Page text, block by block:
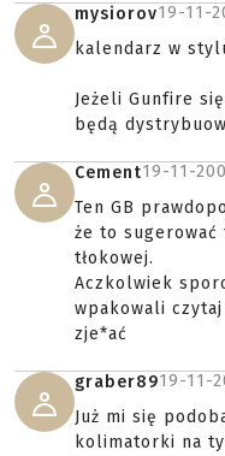
mysiorov19-11-
kalendarz w
Jeżeli Gunfire
będą
Cement19-11-
Ten GB
że to
tłokowej.
Aczkolwiek
wpakowali
zje*ać
graber8919-11-
Już mi się
kolimatorki na